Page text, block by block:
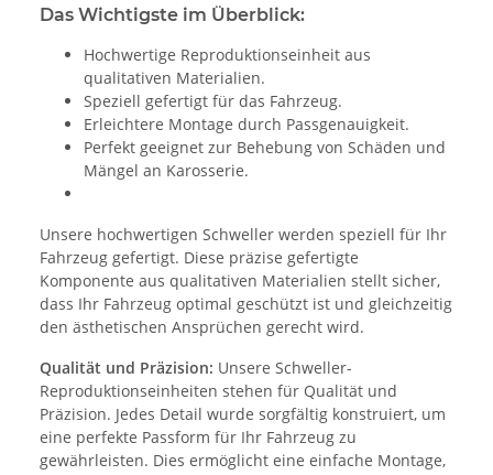
Das Wichtigste im Überblick:
Hochwertige Reproduktionseinheit aus
qualitativen Materialien.
Speziell gefertigt für das Fahrzeug.
Erleichtere Montage durch Passgenauigkeit.
Perfekt geeignet zur Behebung von Schäden und
Mängel an Karosserie.
Unsere hochwertigen Schweller werden speziell für Ihr
Fahrzeug gefertigt. Diese präzise gefertigte
Komponente aus qualitativen Materialien stellt sicher,
dass Ihr Fahrzeug optimal geschützt ist und gleichzeitig
den ästhetischen Ansprüchen gerecht wird.
Qualität und Präzision: Unsere Schweller-
Reproduktionseinheiten stehen für Qualität und
Präzision. Jedes Detail wurde sorgfältig konstruiert, um
eine perfekte Passform für Ihr Fahrzeug zu
gewährleisten. Dies ermöglicht eine einfache Montage,